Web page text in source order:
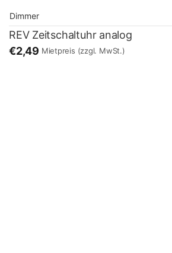
Dimmer
REV Zeitschaltuhr analog
€2,49 Mietpreis (zzgl. MwSt.)